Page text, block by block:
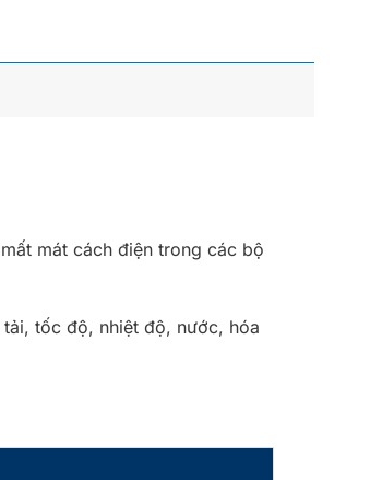
mát cách điện trong các bộ
tốc độ, nhiệt độ, nước, hóa